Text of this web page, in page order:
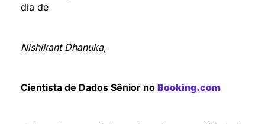
dia de
Nishikant Dhanuka,
Cientista de Dados Sênior no Booking.com